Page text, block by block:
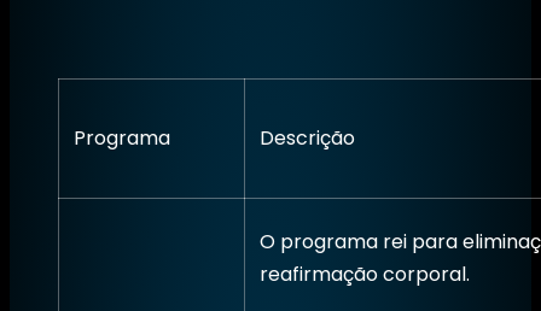
Programa Descrição
O programa rei para
reafirmação corporal.